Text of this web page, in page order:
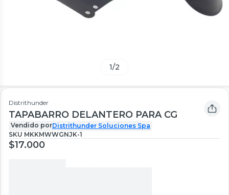
1/2
Distrithunder
TAPABARRO DELANTERO PARA CG
Vendido porDistrithunder Soluciones Spa
SKU MKKMWWGNJK-1
$17.000